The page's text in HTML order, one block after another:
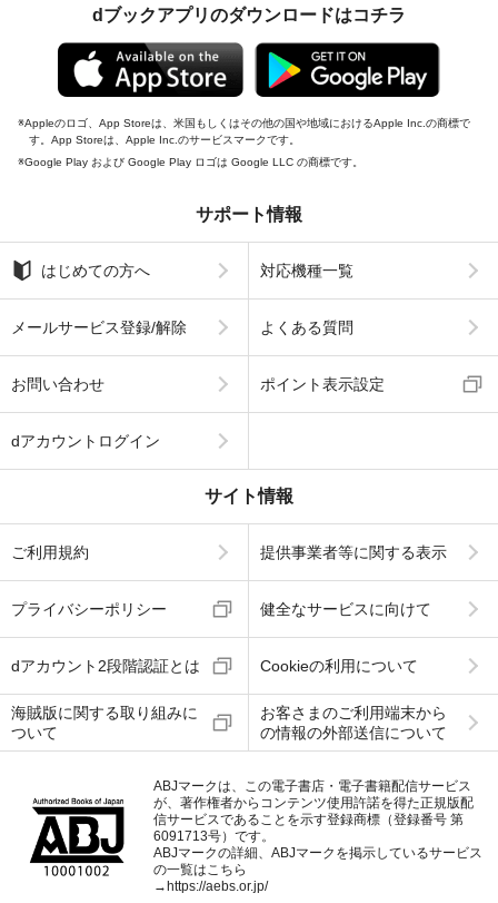
dブックアプリのダウンロードはコチラ
Appleのロゴ、App Storeは、米国もしくはその他の国や地域におけるApple Inc.の商標で
す。App Storeは、Apple Inc.のサービスマークです。
Google Play および Google Play ロゴは Google LLC の商標です。
サポート情報
はじめての方へ 対応機種一覧
メールサービス登録/解除 よくある質問
お問い合わせ ポイント表示設定
dアカウントログイン
サイト情報
ご利用規約 提供事業者等に関する表示
プライバシーポリシー 健全なサービスに向けて
dアカウント2段階認証とは Cookieの利用について
海賊版に関する取り組みに
ついて
お客さまのご利用端末から
の情報の外部送信について
ABJマークは、この電子書店・電子書籍配信サービス
が、著作権者からコンテンツ使用許諾を得た正規版配
信サービスであることを示す登録商標（登録番号 第
6091713号）です。
ABJマークの詳細、ABJマークを掲示しているサービス
の一覧はこちら
→ https://aebs.or.jp/